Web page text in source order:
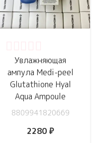
Увлажняющая
ампула Medi-peel
Glutathione Hyal
Aqua Ampoule
8809941820669
2280 ₽